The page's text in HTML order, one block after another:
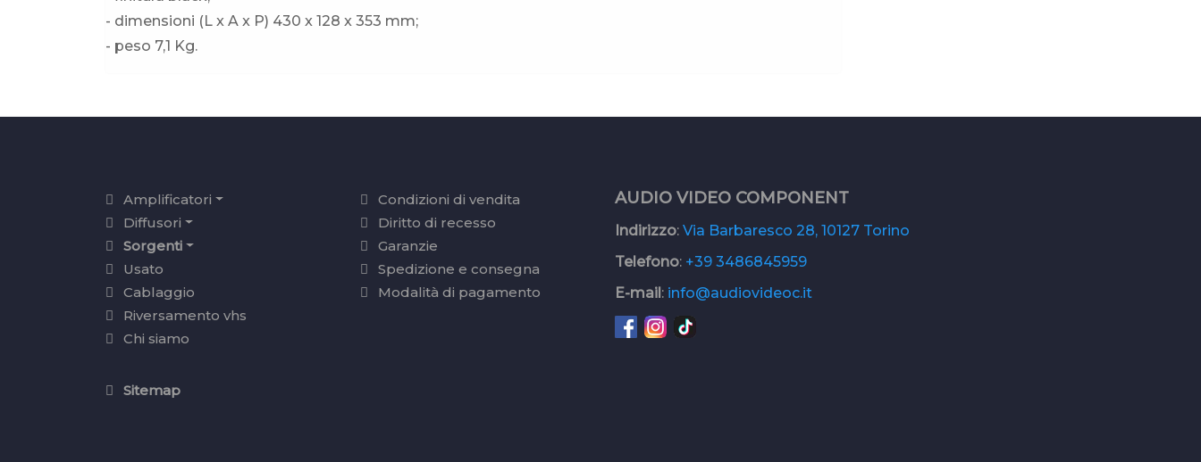
- dimensioni (L x A x P) 430 x 128 x 353 mm;
- peso 7,1 Kg.
Amplificatori
Diffusori
Sorgenti
Usato
Cablaggio
Riversamento vhs
Chi siamo
Sitemap
Condizioni di vendita
Diritto di recesso
Garanzie
Spedizione e consegna
Modalità di pagamento
AUDIO VIDEO COMPONENT
Indirizzo: Via Barbaresco 28, 10127 Torino
Telefono: +39 3486845959
E-mail: info@audiovideoc.it